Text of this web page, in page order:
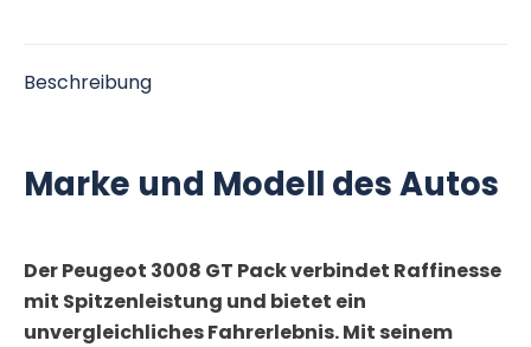
Beschreibung
Marke und Modell des Autos
Der Peugeot 3008 GT Pack verbindet Raffinesse
mit Spitzenleistung und bietet ein
unvergleichliches Fahrerlebnis. Mit seinem